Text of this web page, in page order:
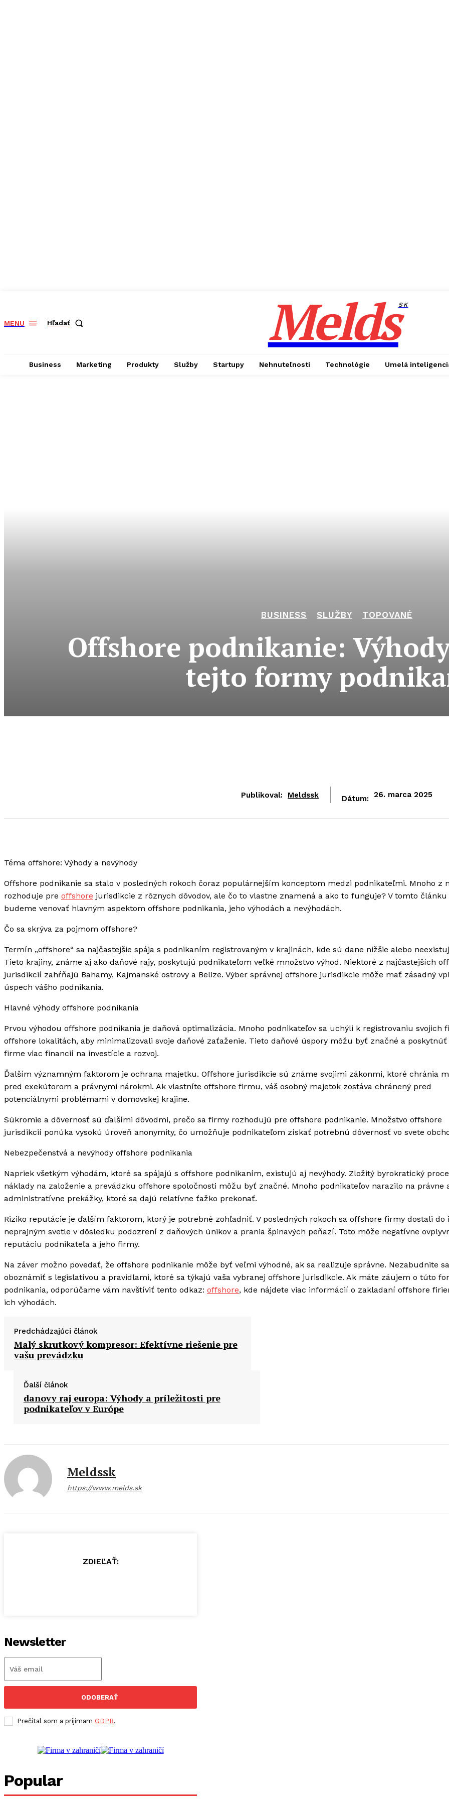
MENU Hľadať MeldsSK
Business Marketing Produkty Služby Startupy Nehnuteľnosti Technológie Umelá
BUSINESS SLUŽBY TOPOVANÉ
Offshore podnikanie:
tejto formy
Publikoval: Meldssk Dátum: 26. marca 2025
Téma offshore: Výhody a nevýhody
Offshore podnikanie sa stalo v posledných rokoch čoraz populárnejším konceptom medzi podnikateľmi. Mnoho z
rozhoduje pre offshore jurisdikcie z rôznych dôvodov, ale čo to vlastne znamená a ako to funguje? V tomto článku
budeme venovať hlavným aspektom offshore podnikania, jeho výhodách a nevýhodách.
Čo sa skrýva za pojmom offshore?
Termín „offshore“ sa najčastejšie spája s podnikaním registrovaným v krajinách, kde sú dane nižšie alebo
Tieto krajiny, známe aj ako daňové rajy, poskytujú podnikateľom veľké množstvo výhod. Niektoré z najčastejších
jurisdikcií zahŕňajú Bahamy, Kajmanské ostrovy a Belize. Výber správnej offshore jurisdikcie môže mať zásadný
úspech vášho podnikania.
Hlavné výhody offshore podnikania
Prvou výhodou offshore podnikania je daňová optimalizácia. Mnoho podnikateľov sa uchýli k registrovaniu svojich
offshore lokalitách, aby minimalizovali svoje daňové zaťaženie. Tieto daňové úspory môžu byť značné a poskytnúť
firme viac financií na investície a rozvoj.
Ďalším významným faktorom je ochrana majetku. Offshore jurisdikcie sú známe svojimi zákonmi, ktoré chránia
pred exekútorom a právnymi nárokmi. Ak vlastníte offshore firmu, váš osobný majetok zostáva chránený pred
potenciálnymi problémami v domovskej krajine.
Súkromie a dôvernosť sú ďalšími dôvodmi, prečo sa firmy rozhodujú pre offshore podnikanie. Množstvo offshore
jurisdikcií ponúka vysokú úroveň anonymity, čo umožňuje podnikateľom získať potrebnú dôvernosť vo svete
Nebezpečenstvá a nevýhody offshore podnikania
Napriek všetkým výhodám, ktoré sa spájajú s offshore podnikaním, existujú aj nevýhody. Zložitý byrokratický
náklady na založenie a prevádzku offshore spoločnosti môžu byť značné. Mnoho podnikateľov narazilo na právne
administratívne prekážky, ktoré sa dajú relatívne ťažko prekonať.
Riziko reputácie je ďalším faktorom, ktorý je potrebné zohľadniť. V posledných rokoch sa offshore firmy dostali do
neprajným svetle v dôsledku podozrení z daňových únikov a prania špinavých peňazí. Toto môže negatívne
reputáciu podnikateľa a jeho firmy.
Na záver možno povedať, že offshore podnikanie môže byť veľmi výhodné, ak sa realizuje správne. Nezabudnite sa
oboznámiť s legislatívou a pravidlami, ktoré sa týkajú vaša vybranej offshore jurisdikcie. Ak máte záujem o túto
podnikania, odporúčame vám navštíviť tento odkaz: offshore, kde nájdete viac informácií o zakladaní offshore
ich výhodách.
Predchádzajúci článok
Malý skrutkový kompresor: Efektívne riešenie pre
vašu prevádzku
Ďalší článok
danovy raj europa: Výhody a príležitosti pre
podnikateľov v Európe
Meldssk
https://www.melds.sk
ZDIEĽAŤ:
Newsletter
ODOBERAŤ
Prečítal som a prijímam GDPR.
Popular